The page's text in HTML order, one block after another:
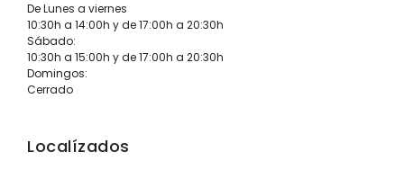
De Lunes a viernes
10:30h a 14:00h y de 17:00h a 20:30h
Sábado:
10:30h a 15:00h y de 17:00h a 20:30h
Domingos:
Cerrado
Localízados